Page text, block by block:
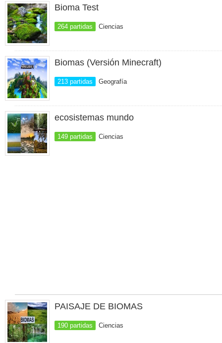
Bioma Test
264 partidas Ciencias
Biomas (Versión Minecraft)
213 partidas Geografía
ecosistemas mundo
149 partidas Ciencias
PAISAJE DE BIOMAS
190 partidas Ciencias